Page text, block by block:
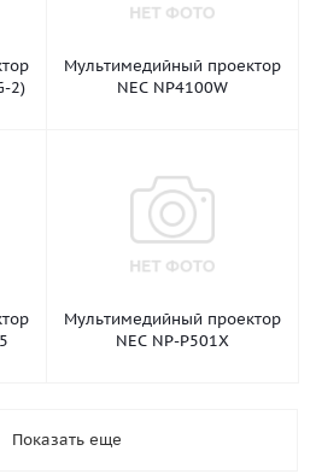
2)
Мультимедийный проектор
NEC NP4100W
Мультимедийный проектор
NEC NP-P501X
Показать еще